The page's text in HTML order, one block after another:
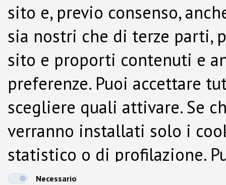
sito e, previo consenso,
sia nostri che di terze parti,
sito e proporti contenuti e
preferenze. Puoi accettare
scegliere quali attivare. Se
verranno installati solo i
statistico o di profilazione.
dalla Cookie Policy.
Necessario